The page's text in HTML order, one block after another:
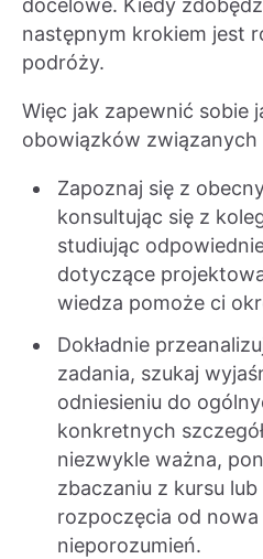
docelowe. Kiedy
następnym krokiem jest
podróży.
Więc jak zapewnić sobie
obowiązków związanych
Zapoznaj się z
konsultując się z
studiując
dotyczące
wiedza pomoże ci
Dokładnie
zadania, szukaj
odniesieniu do
konkretnych
niezwykle ważna,
zbaczaniu z kursu
rozpoczęcia od
nieporozumień.